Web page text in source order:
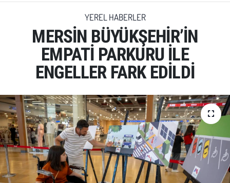
YEREL HABERLER
MERSİN BÜYÜKŞEHİR’İN
EMPATİ PARKURU İLE
ENGELLER FARK EDİLDİ
Ekonomi
Yaşam
Yerel Haberler
Eğitim
Sağlık
Kadın
Süper Lig Puan Durumu ve Fikstür
Tüm Manşetler
Son Dakika Haberleri
Haber Arşivi